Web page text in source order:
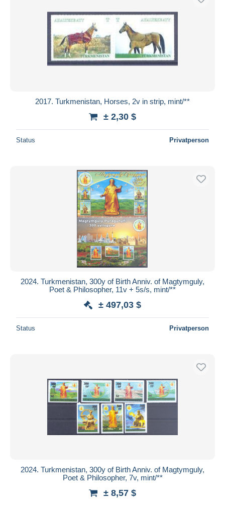
2017. Turkmenistan, Horses, 2v in strip, mint/**
± 2,30 $
Status Privatperson
2024. Turkmenistan, 300y of Birth Anniv. of Magtymguly,
Poet & Philosopher, 11v + 5s/s, mint/**
± 497,03 $
Status Privatperson
2024. Turkmenistan, 300y of Birth Anniv. of Magtymguly,
Poet & Philosopher, 7v, mint/**
± 8,57 $